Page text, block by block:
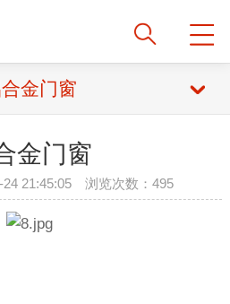
金门窗
金门窗
24 21:45:05 浏览次数：495